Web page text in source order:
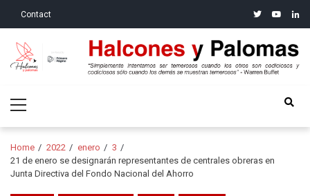
Contact twitteryoutube
Halcones y Palomas
Menu
Home 2022 enero
3
21 de enero se designarán representantes de centrales obreras en
Junta Directiva del Fondo Nacional del Ahorro